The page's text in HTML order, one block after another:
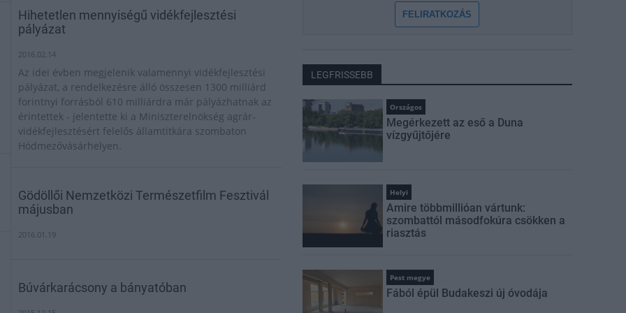
Hihetetlen mennyiségű vidékfejlesztési
pályázat
2016.02.14
Az idei évben megjelenik valamennyi vidékfejlesztési
pályázat, a rendelkezésre álló összesen 1300 milliárd
forintnyi forrásból 610 milliárdra már pályázhatnak az
érintettek - jelentette ki a Miniszterelnökség agrár-
vidékfejlesztésért felelős államtitkára szombaton
Hódmezővásárhelyen.
Gödöllői Nemzetközi Természetfilm Fesztivál
májusban
2016.01.19
Búvárkarácsony a bányatóban
FELIRATKOZÁS
LEGFRISSEBB
Országos
Megérkezett az eső a Duna
vízgyűjtőjére
Helyi
Amire többmillióan vártunk:
szombattól másodfokúra csökken a
riasztás
Pest megye
Fából épül Budakeszi új óvodája